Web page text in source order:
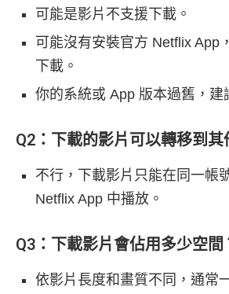
可能是影片不支援下載。
可能沒有安裝官方 Netflix App
下載。
你的系統或 App 版本過舊，建
Q2：下載的影片可以轉移到其
不行，下載影片只能在同一帳
Netflix App 中播放。
Q3：下載影片會佔用多少空間
依影片長度和畫質不同，通常